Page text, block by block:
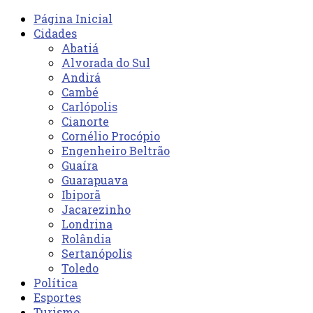
Página Inicial
Cidades
Abatiá
Alvorada do Sul
Andirá
Cambé
Carlópolis
Cianorte
Cornélio Procópio
Engenheiro Beltrão
Guaíra
Guarapuava
Ibiporã
Jacarezinho
Londrina
Rolândia
Sertanópolis
Toledo
Política
Esportes